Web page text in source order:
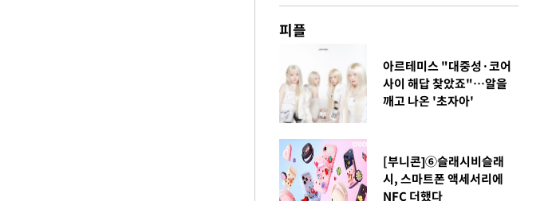
피플
아르테미스 "대중성·코어
사이 해답 찾았죠"…알을
깨고 나온 '초자아'
[부니콘]⑥슬래시비슬래
시, 스마트폰 액세서리에
NFC 더했다